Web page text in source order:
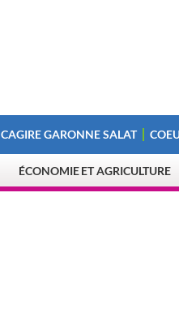
CAGIRE GARONNE SALAT
ÉCONOMIE ET AGRICULTURE